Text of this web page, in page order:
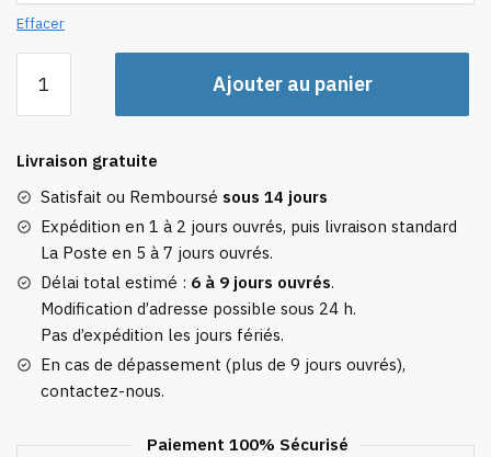
Effacer
Housse
Valise
Travel
Around
The
World
Ajouter au panier
Livraison gratuite
Satisfait ou Remboursé sous 14 jours
Expédition en 1 à 2 jours ouvrés, puis livraison standard
La Poste en 5 à 7 jours ouvrés.
Délai total estimé : 6 à 9 jours ouvrés.
Modification d’adresse possible sous 24 h.
Pas d’expédition les jours fériés.
En cas de dépassement (plus de 9 jours ouvrés),
contactez-nous.
Paiement 100% Sécurisé